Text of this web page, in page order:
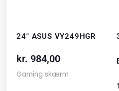
24″ ASUS VY249HGR
kr. 984,00
Gaming skærm